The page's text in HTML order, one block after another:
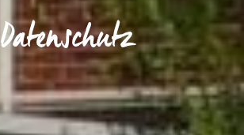
Datenschutz